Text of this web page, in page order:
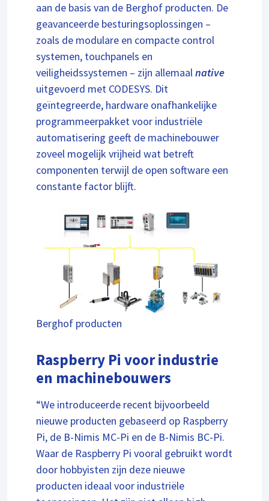
aan de basis van de Berghof producten. De
geavanceerde besturingsoplossingen –
zoals de modulare en compacte control
systemen, touchpanels en
veiligheidssystemen – zijn allemaalnative
uitgevoerd met CODESYS. Dit
geïntegreerde, hardware onafhankelijke
programmeerpakket voor industriële
automatisering geeft de machinebouwer
zoveel mogelijk vrijheid wat betreft
componenten terwijl de open software een
constante factor blijft.
Berghof producten
Raspberry Pi voor industrie
en machinebouwers
“We introduceerde recent bijvoorbeeld
nieuwe producten gebaseerd op Raspberry
Pi, de B-Nimis MC-Pi en de B-Nimis BC-Pi.
Waar de Raspberry Pi vooral gebruikt wordt
door hobbyisten zijn deze nieuwe
producten ideaal voor industriële